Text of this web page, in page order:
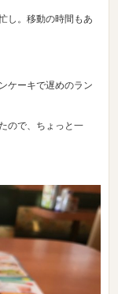
し。移動の時間もあ
ケーキで遅めのラン
ので、ちょっと一